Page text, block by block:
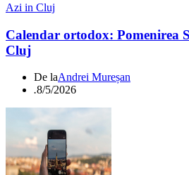
Azi in Cluj
Calendar ortodox: Pomenirea
Cluj
De laAndrei Mureșan
.8/5/2026